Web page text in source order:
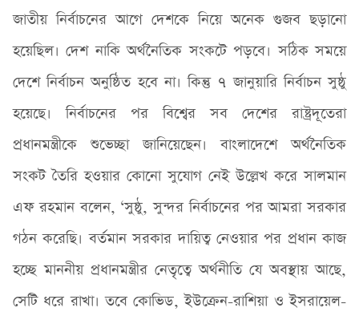
জাতীয় নির্বাচনের আগে দেশকে নিয়ে অনেক গুজব ছড়ানো
হয়েছিল। দেশ নাকি অর্থনৈতিক সংকটে পড়বে। সঠিক সময়ে
দেশে নির্বাচন অনুষ্ঠিত হবে না। কিন্তু ৭ জানুয়ারি নির্বাচন সুষ্ঠু
হয়েছে। নির্বাচনের পর বিশ্বের সব দেশের রাষ্ট্রদূতেরা
প্রধানমন্ত্রীকে শুভেচ্ছা জানিয়েছেন। বাংলাদেশে অর্থনৈতিক
সংকট তৈরি হওয়ার কোনো সুযোগ নেই উল্লেখ করে সালমান
এফ রহমান বলেন, ‘সুষ্ঠু, সুন্দর নির্বাচনের পর আমরা সরকার
গঠন করেছি। বর্তমান সরকার দায়িত্ব নেওয়ার পর প্রধান কাজ
হচ্ছে মাননীয় প্রধানমন্ত্রীর নেতৃত্বে অর্থনীতি যে অবস্থায় আছে,
সেটি ধরে রাখা। তবে কোভিড, ইউক্রেন-রাশিয়া ও ইসরায়েল-